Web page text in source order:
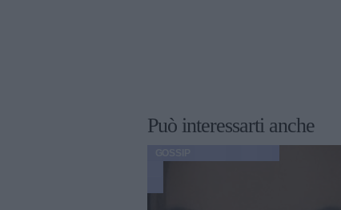
Può interessarti anche